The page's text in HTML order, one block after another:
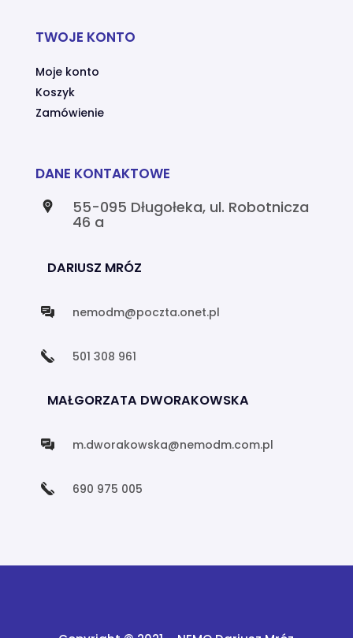
TWOJE KONTO
Moje konto
Koszyk
Zamówienie
DANE KONTAKTOWE
55-095 Długołeka, ul. Robotnicza
46 a
DARIUSZ MRÓZ
nemodm@poczta.onet.pl
501 308 961
MAŁGORZATA DWORAKOWSKA
m.dworakowska@nemodm.com.pl
690 975 005